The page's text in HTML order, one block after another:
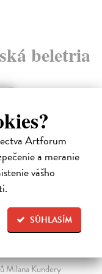
Artforum
a meranie
vášho
SÚHLASÍM
beletria
Milana Kundery